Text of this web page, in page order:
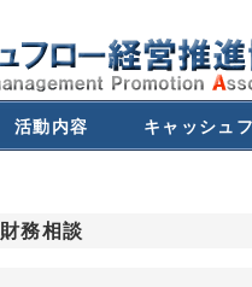
活動内容 キャッシュ
財務相談